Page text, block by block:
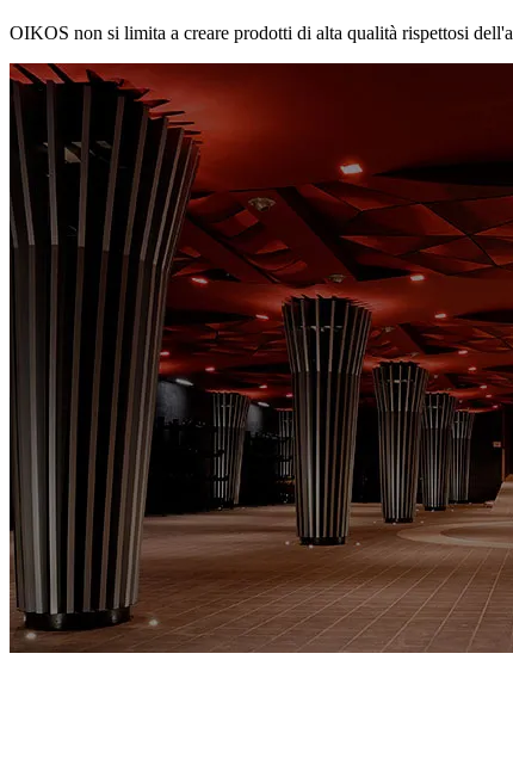
OIKOS non si limita a creare prodotti di alta qualità rispettosi